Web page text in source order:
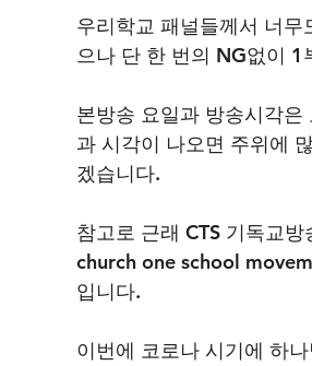
우리학교 패널들께서 너
으나 단 한 번의 NG없이
본방송 요일과 방송시각
과 시각이 나오면 주위에
겠습니다.
참고로 근래 CTS 기독교
church one school
입니다.
이번에 코로나 시기에 하